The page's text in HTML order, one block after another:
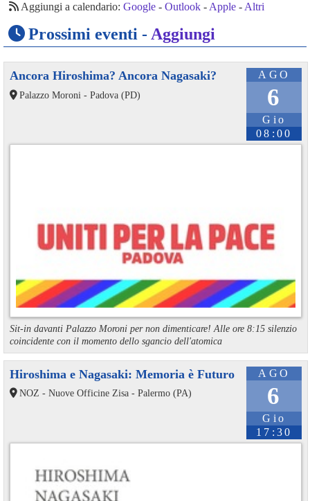
Aggiungi a calendario: Google- Outlook- Apple- Altri
Prossimi eventi - Aggiungi
AGO
6
Gio
08:00
Ancora Hiroshima? Ancora Nagasaki?
Palazzo Moroni - Padova (PD)
Sit-in davanti Palazzo Moroni per non dimenticare! Alle ore 8:15 silenzio
coincidente con il momento dello sgancio dell'atomica
AGO
6
Gio
17:30
Hiroshima e Nagasaki: Memoria è Futuro
NOZ - Nuove Officine Zisa - Palermo (PA)